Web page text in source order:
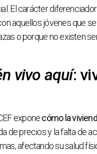
El carácter
aquellos jóvenes que
o porque no existen
vivo aquí:
exponecómo la
de precios y la falta de
afectando su salud